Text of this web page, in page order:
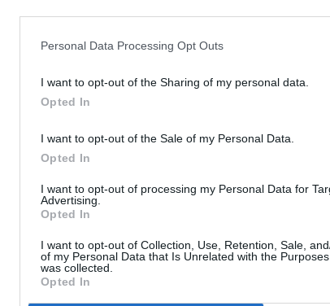
Personal Data Processing Opt Outs
I want to opt-out of the Sharing of my personal data.
Opted In
I want to opt-out of the Sale of my Personal Data.
Opted In
I want to opt-out of processing my Personal Data for
Advertising.
Opted In
I want to opt-out of Collection, Use, Retention, Sale,
of my Personal Data that Is Unrelated with the
was collected.
Opted In
Últimas noticias
controles: "Nos lo esperábamos peor"
Última hora política, en directo: Interior reitera que los controles a